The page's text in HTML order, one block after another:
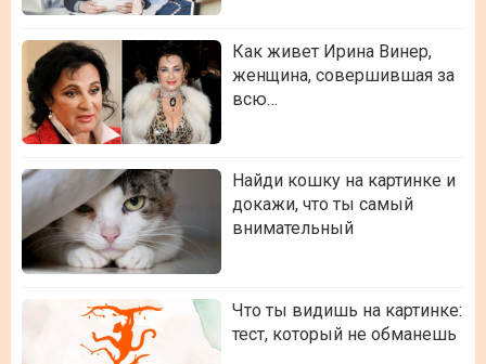
Как живет Ирина Винер,
женщина, совершившая за
всю…
Найди кошку на картинке и
докажи, что ты самый
внимательный
Что ты видишь на картинке:
тест, который не обманешь